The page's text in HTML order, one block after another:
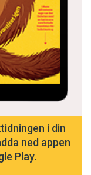
i din
ned appen
Play.